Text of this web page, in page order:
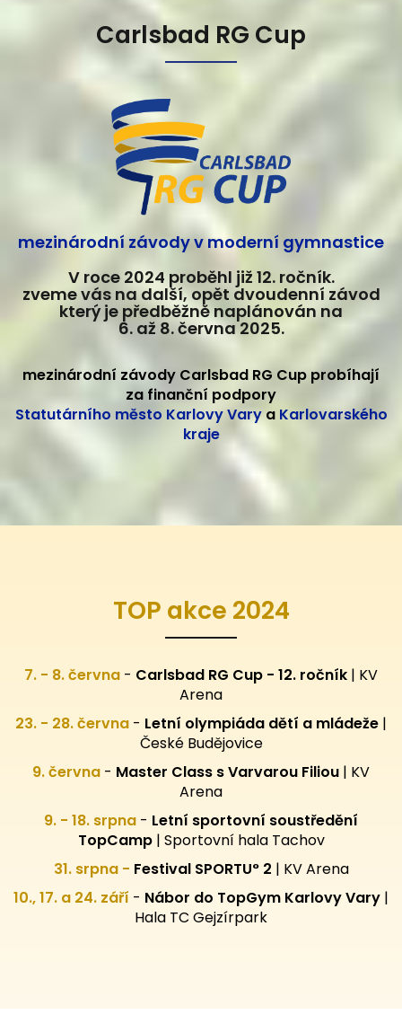
Carlsbad RG Cup
mezinárodní závody v moderní gymnastice
V roce 2024 proběhl již 12. ročník.
zveme vás na další, opět dvoudenní závod
který je předběžně naplánován na
6. až 8. června 2025.
mezinárodní závody Carlsbad RG Cup probíhají
za finanční podpory
Statutárního město Karlovy Varya Karlovarského
kraje
TOP akce 2024
7. - 8. června - Carlsbad RG Cup - 12. ročník | KV
Arena
23. - 28. června - Letní olympiáda dětí a mládeže |
České Budějovice
9. června - Master Class s Varvarou Filiou | KV
Arena
9. - 18. srpna - Letní sportovní soustředění
TopCamp| Sportovní hala Tachov
31. srpna - Festival SPORTU° 2 | KV Arena
10., 17. a 24. září - Nábor do TopGym Karlovy Vary |
Hala TC Gejzírpark